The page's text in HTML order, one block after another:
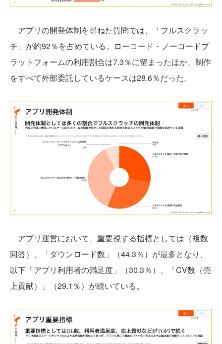
アプリの開発体制を尋ねた質問では、「フルスクラッ
チ」が約92％を占めている。ローコード・ノーコードプ
ラットフォームの利用割合は7.3％に留まったほか、制作
をすべて外部委託しているケースは28.6％だった。
アプリ運営において、重要視する指標としては（複数
回答）、「ダウンロード数」（44.3％）が最多となり、
以下「アプリ利用者の満足度」（30.3％）、「CV数（売
上貢献）」（29.1％）が続いている。